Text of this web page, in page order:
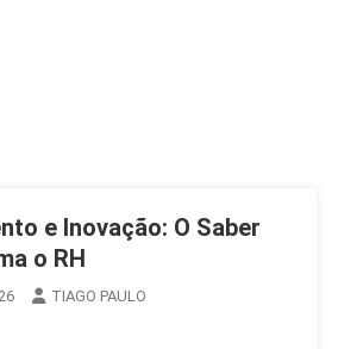
e Inovação: O Saber
o RH
TIAGO PAULO